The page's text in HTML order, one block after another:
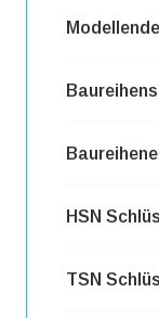
Modellende
HSN
TSN